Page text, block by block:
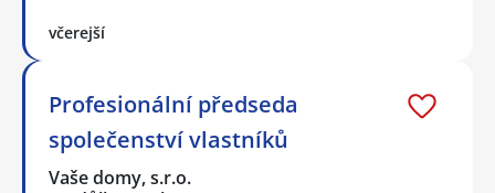
včerejší
Profesionální předseda
společenství vlastníků
Vaše domy, s.r.o.